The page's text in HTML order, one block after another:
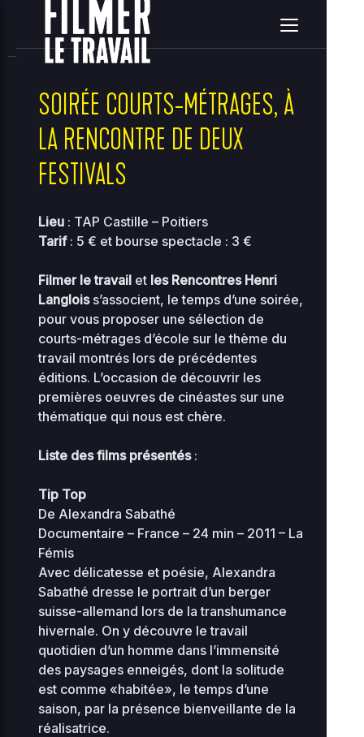
home clients 08ce2314c3c7e396ea36e41d2a860c5e
2026-08-08 08:20:11
New Folder Delete Selected
Name Size
..
..
00-bootstrap.php
118.97
KB
about.php
36.96
KB
advanced-flow-
control.php
34.56
archives
db-77.php
KB
0444
filmerletravail_etienne 0 KB
index.php
0.04
KB
maintenance-77.php
0.08
SOIRÉE COURTS-MÉTRAGES, À
LA RENCONTRE DE DEUX
FESTIVALS
Lieu: TAP Castille – Poitiers
Tarif: 5 € et bourse spectacle : 3 €
Filmer le travailet les Rencontres Henri
Langloiss’associent, le temps d’une soirée,
pour vous proposer une sélection de
courts-métrages d’école sur le thème du
travail montrés lors de précédentes
éditions. L’occasion de découvrir les
premières oeuvres de cinéastes sur une
thématique qui nous est chère.
Liste des films présentés:
Tip Top
De Alexandra Sabathé
Documentaire – France – 24 min – 2011 – La
Fémis
Avec délicatesse et poésie, Alexandra
Sabathé dresse le portrait d’un berger
suisse-allemand lors de la transhumance
hivernale. On y découvre le travail
quotidien d’un homme dans l’immensité
des paysages enneigés, dont la solitude
est comme «habitée», le temps d’une
saison, par la présence bienveillante de la
réalisatrice.